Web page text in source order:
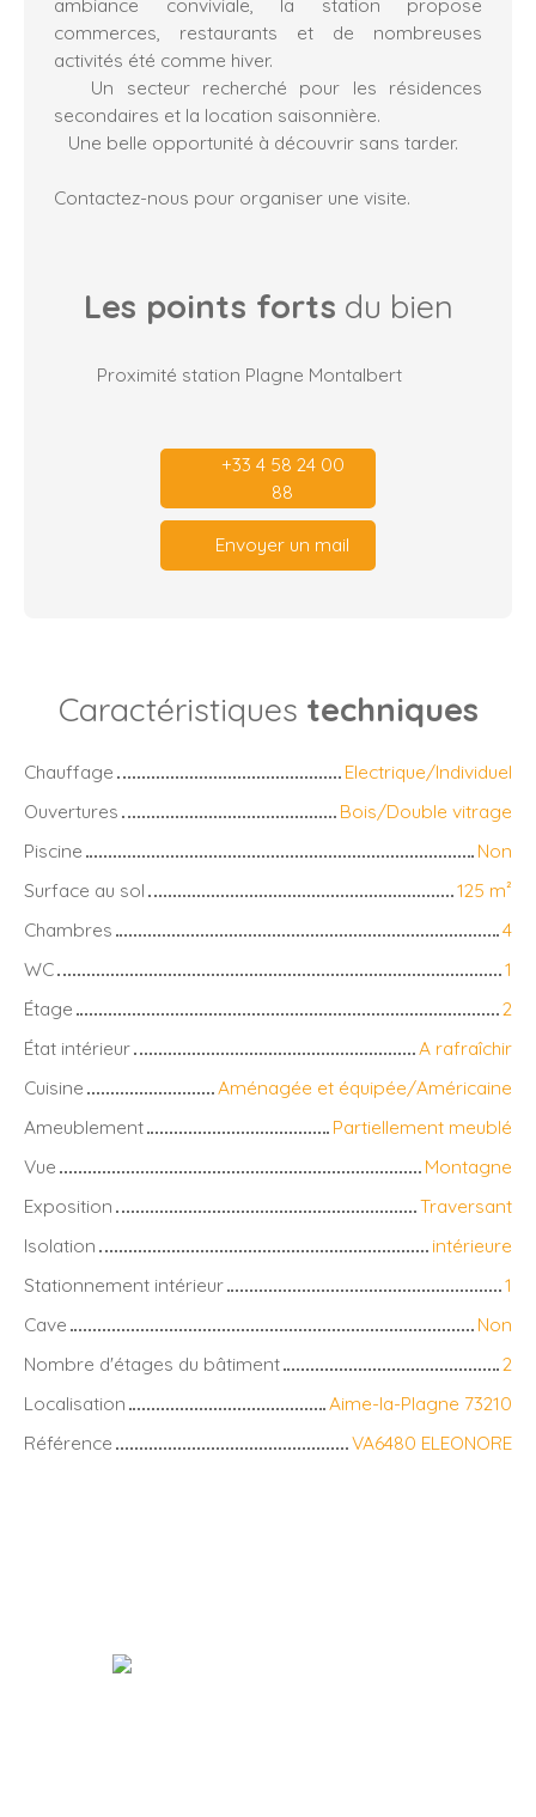
commerces, restaurants et de nombreuses
activités été comme hiver.
Un secteur recherché pour les résidences
secondaires et la location saisonnière.
Une belle opportunité à découvrir sans tarder.
Contactez-nous pour organiser une visite.
Les points forts du bien
Proximité station Plagne Montalbert
+33 4 58 24 00
88
Envoyer un mail
Caractéristiques techniques
Chauffage
Electrique/Individuel
Ouvertures
Bois/Double vitrage
Piscine
Non
Surface au sol
125 m²
Chambres
4
WC
1
Étage
2
État intérieur
A rafraîchir
Cuisine
Aménagée et équipée/Américaine
Ameublement
Partiellement meublé
Vue
Montagne
Exposition
Traversant
Isolation
intérieure
Stationnement intérieur
1
Cave
Non
Nombre d'étages du bâtiment
2
Localisation
Aime-la-Plagne 73210
Référence
VA6480 ELEONORE